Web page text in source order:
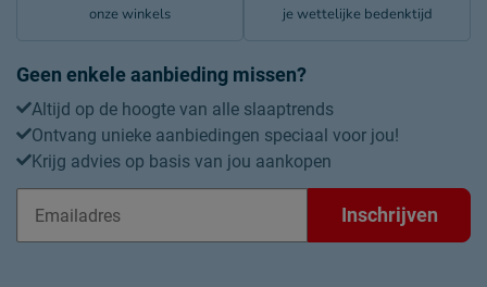
onze winkels
je wettelijke bedenktijd
Geen enkele aanbieding missen?
Altijd op de hoogte van alle slaaptrends
Ontvang unieke aanbiedingen speciaal voor jou!
Krijg advies op basis van jou aankopen
Inschrijven